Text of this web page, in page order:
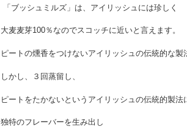
「ブッシュミルズ」は、アイリッシュには珍しく
大麦麦芽100％なのでスコッチに近いと言えます。
ピートの燻香をつけないアイリッシュの伝統的な製
しかし、３回蒸留し、
ピートをたかないというアイリッシュの伝統的製法
独特のフレーバーを生み出し